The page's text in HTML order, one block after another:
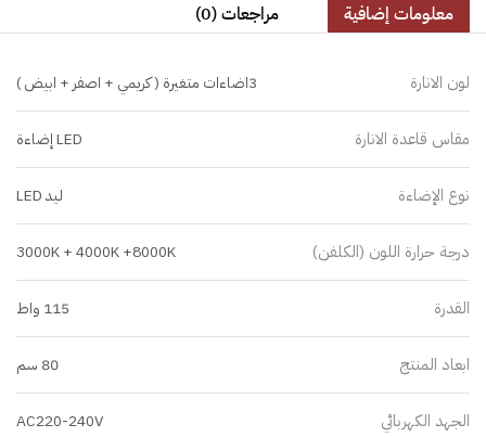
معلومات إضافية مراجعات (0)
لون الانارة 3اضاءات متغيرة ( كريمي + اصفر + ابيض )
مقاس قاعدة الانارة LED إضاءة
نوع الإضاءة ليد LED
درجة حرارة اللون (الكلفن) 3000K + 4000K +8000K
القدرة 115 واط
ابعاد المنتج 80 سم
الجهد الكهربائي AC220-240V